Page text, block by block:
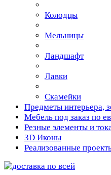
Колодцы
Мельницы
Ландшафт
Лавки
Скамейки
Предметы интерьера,
Мебель под заказ по
Резные элементы и
3D Иконы
Реализованные